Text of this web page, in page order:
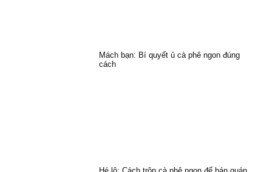
Mách bạn: Bí quyết ủ cà phê ngon đúng
cách